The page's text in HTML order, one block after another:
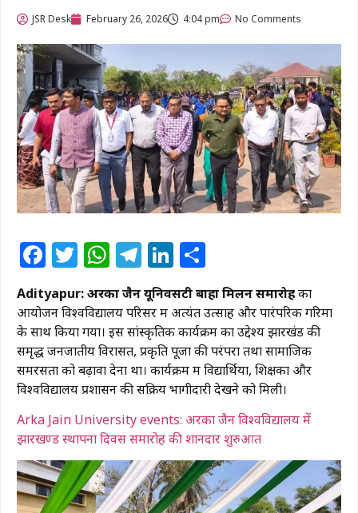
JSR Desk February 26, 2026 4:04 pm No Comments
Facebook
Twitter
WhatsApp
Telegram
LinkedIn
Adityapur: अरका जैन यूनिवर्सिटी बाहा मिलन समारोहका
आयोजन विश्वविद्यालय परिसर में अत्यंत उत्साह और पारंपरिक गरिमा
के साथ किया गया। इस सांस्कृतिक कार्यक्रम का उद्देश्य झारखंड की
समृद्ध जनजातीय विरासत, प्रकृति पूजा की परंपरा तथा सामाजिक
समरसता को बढ़ावा देना था। कार्यक्रम में विद्यार्थियों, शिक्षकों और
विश्वविद्यालय प्रशासन की सक्रिय भागीदारी देखने को मिली।
Arka Jain University events: अरका जैन विश्वविद्यालय में
झारखण्ड स्थापना दिवस समारोह की शानदार शुरुआत